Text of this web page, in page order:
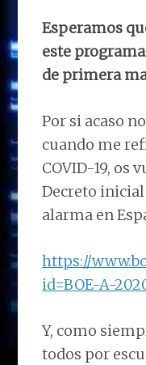
Esperamos
este
de primera
Por si acaso
cuando me
COVID-19, os
Decreto inicial
alarma en
https://
id=BOE-A-
Y, como
todos por